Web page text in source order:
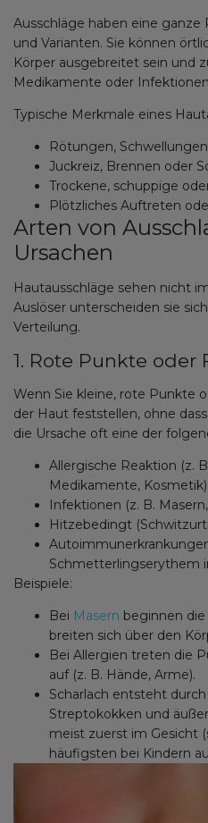
Ausschläge haben eine ganze
und Varianten. Sie können
Körper ausgebreitet sein und
Medikamente oder
Typische Merkmale eines
Rötungen,
Juckreiz, Brennen oder
Trockene, schuppige
Plötzliches Auftreten
Arten von
Ursachen
Hautausschläge sehen nicht
Auslöser unterscheiden sie
Verteilung.
1. Rote Punkte oder
Wenn Sie kleine, rote Punkte
der Haut feststellen, ohne
die Ursache oft eine der
Allergische Reaktion (z.
Medikamente, Kosmetik)
Infektionen (z. B.
Hitzebedingt
Schmetterlingserythem
Beispiele:
Bei Masern beginnen
breiten sich über den
Bei Allergien treten die
auf (z. B. Hände, Arme).
Scharlach entsteht
Streptokokken und
meist zuerst im Gesicht
häufigsten bei Kindern